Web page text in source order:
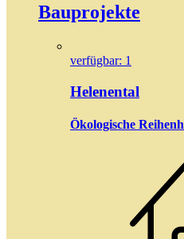
Bauprojekte
verfügbar: 1
Helenental
Ökologische